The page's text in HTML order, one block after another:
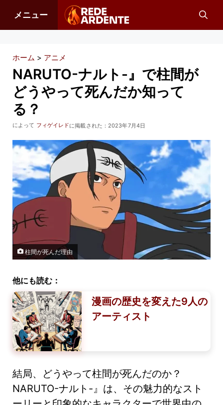
メニュー
ホーム > アニメ
NARUTO-ナルト-』で柱間が
どうやって死んだか知って
る？
に掲載された： 2023年7月4日
によって フィゲイレド
柱間が死んだ理由
他にも読む：
漫画の歴史を変えた9人の
アーティスト
結局、どうやって柱間が死んだのか？
NARUTO-ナルト-』は、その魅力的なスト